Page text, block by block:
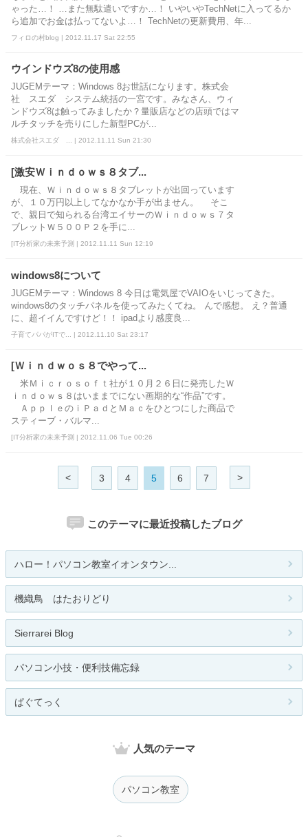
ゃった…！ …また無駄遣いですか…！ いやいやTechNetに入ってるか
ら追加でお金は払ってないよ…！ TechNetの更新費用、年...
フィロの村blog | 2012.11.17 Sat 22:55
ウインドウズ8の使用感
JUGEMテーマ：Windows 8お世話になります。株式会
社 スエダ システム統括の一宮です。みなさん、ウィ
ンドウズ8は触ってみましたか？量販店などの店頭ではマ
ルチタッチを売りにした新型PCが...
株式会社スエダ ... | 2012.11.11 Sun 21:30
[激安Ｗｉｎｄｏｗｓ８タブ...
現在、Ｗｉｎｄｏｗｓ８タブレットが出回っています
が、１０万円以上してなかなか手が出ません。 そこ
で、親日で知られる台湾エイサーのＷｉｎｄｏｗｓ７タ
ブレットＷ５００Ｐ２を手に...
[IT分析家の未来予測 | 2012.11.11 Sun 12:19
windows8について
JUGEMテーマ：Windows 8 今日は電気屋でVAIOをいじってきた。
windows8のタッチパネルを使ってみたくてね。 んで感想。 え？普通
に、超イイんですけど！！ ipadより感度良...
子育てパパがITで... | 2012.11.10 Sat 23:17
[Ｗｉｎｄｗｏｓ８でやって...
米Ｍｉｃｒｏｓｏｆｔ社が１０月２６日に発売したＷ
ｉｎｄｏｗｓ８はいままでにない画期的な“作品”です。
ＡｐｐｌｅのｉＰａｄとＭａｃをひとつにした商品で
スティーブ・バルマ...
[IT分析家の未来予測 | 2012.11.06 Tue 00:26
< 3 4 5 6 7 >
このテーマに最近投稿したブログ
ハロー！パソコン教室イオンタウン...
機織鳥 はたおりどり
Sierrarei Blog
パソコン小技・便利技備忘録
ぱぐてっく
人気のテーマ
パソコン教室